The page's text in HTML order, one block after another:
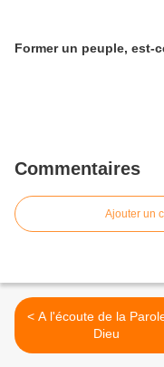
Former un peuple, est-
Commentaires
Ajouter un
< A l'écoute de la Parole de
Dieu